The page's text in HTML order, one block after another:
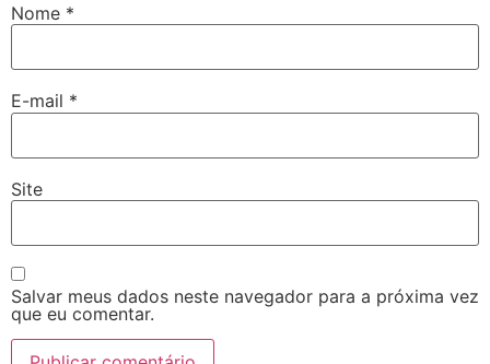
Nome *
E-mail *
Site
Salvar meus dados neste navegador para a próxima vez
que eu comentar.